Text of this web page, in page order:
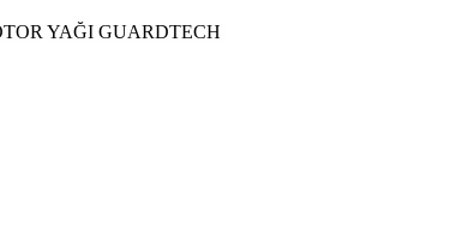
YAĞI GUARDTECH